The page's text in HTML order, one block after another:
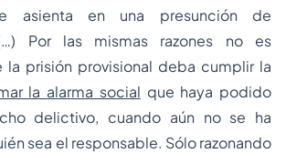
asienta en una presunción de
Por las mismas razones no es
prisión provisional deba cumplir la
la alarma social que haya podido
delictivo, cuando aún no se ha
sea el responsable. Sólo razonando